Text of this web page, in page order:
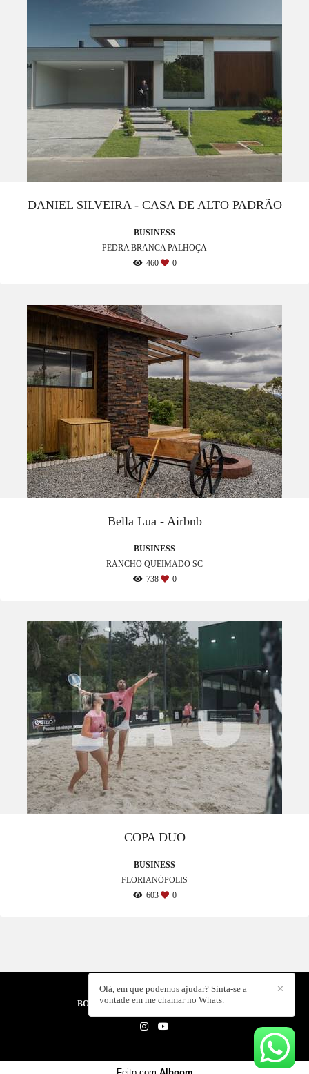
DANIEL SILVEIRA - CASA DE ALTO PADRÃO
BUSINESS
PEDRA BRANCA PALHOÇA
460
0
Bella Lua - Airbnb
BUSINESS
RANCHO QUEIMADO SC
738
0
COPA DUO
BUSINESS
FLORIANÓPOLIS
603
0
BORA CRIAR PRODUTORA /CONTATO
✕
Olá, em que podemos ajudar? Sinta-se a
vontade em me chamar no Whats.